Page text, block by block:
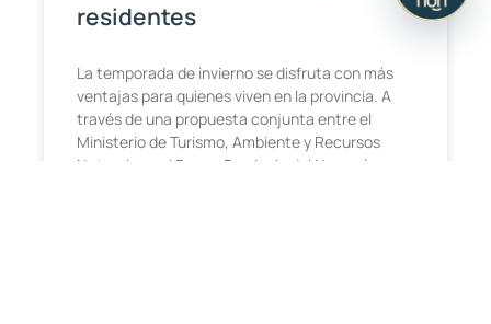
residentes
La temporada de invierno se disfruta con más
ventajas para quienes viven en la provincia. A
través de una propuesta conjunta entre el
Ministerio de Turismo, Ambiente y Recursos
Naturales y el Banco Provincia del Neuquén